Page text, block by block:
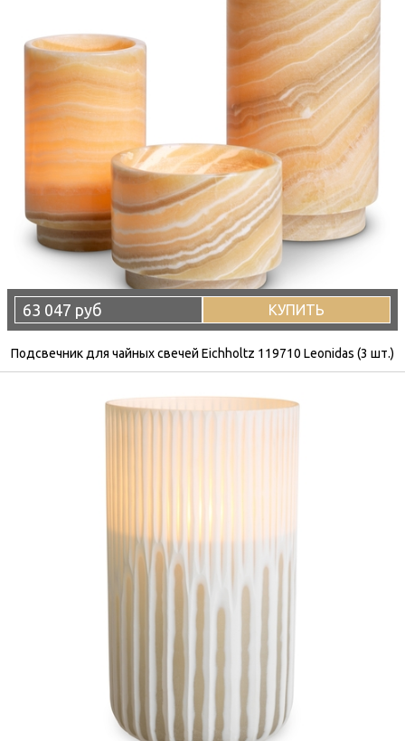
63 047 руб КУПИТЬ
Подсвечник для чайных свечей Eichholtz 119710 Leonidas (3 шт.)